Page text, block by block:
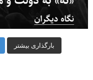
بارگذاری بیشتر